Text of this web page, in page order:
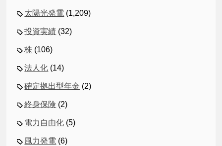
太陽光発電 (1,209)
投資実績 (32)
株 (106)
法人化 (14)
確定拠出型年金 (2)
終身保険 (2)
電力自由化 (5)
風力発電 (6)